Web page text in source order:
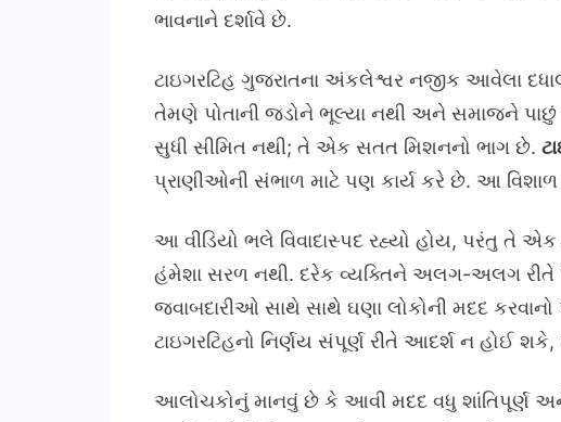
ભાવનાને દર્શાવે છે.
ટાઇગરટિહ ગુજરાતના અંકલેશ્વર નજીક આવેલા
તેમણે પોતાની જડોને ભૂલ્યા નથી અને સમાજને પાછું
સુધી સીમિત નથી; તે એક સતત મિશનનો ભાગ છે.
પ્રાણીઓની સંભાળ માટે પણ કાર્ય કરે છે. આ
આ વીડિયો ભલે વિવાદાસ્પદ રહ્યો હોય, પરંતુ તે એક
હંમેશા સરળ નથી. દરેક વ્યક્તિને અલગ-અલગ રીતે
જવાબદારીઓ સાથે સાથે ઘણા લોકોની મદદ
ટાઇગરટિહનો નિર્ણય સંપૂર્ણ રીતે આદર્શ ન હોઈ
આલોચકોનું માનવું છે કે આવી મદદ વધુ શાંતિપૂર્ણ